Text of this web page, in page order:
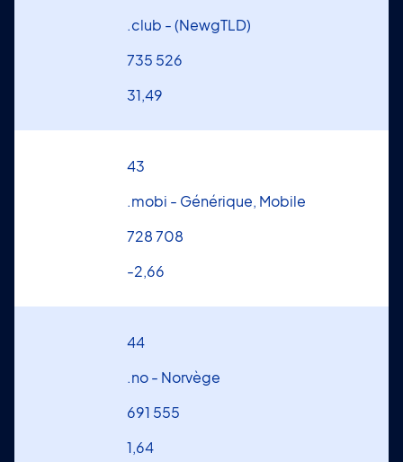
.club - (NewgTLD)
735 526
31,49
43
.mobi - Générique, Mobile
728 708
-2,66
44
.no - Norvège
691 555
1,64